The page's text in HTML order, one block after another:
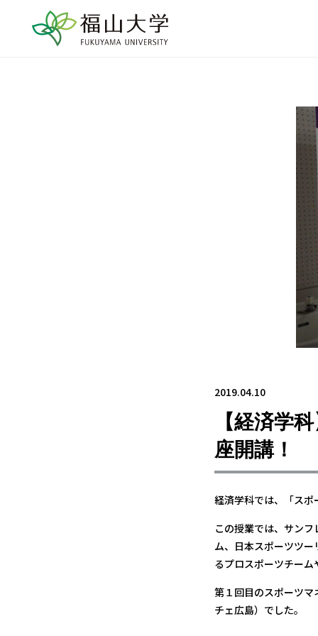
2019.04.10
【経済学
座開講！
経済学科では、「ス
この授業では、サン
ム、日本スポーツツ
るプロスポーツチー
第１回目のスポーツ
チェ広島）でした。